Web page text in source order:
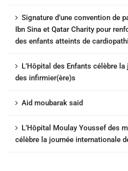
Signature d’une convention de
Ibn Sina et Qatar Charity pour
des enfants atteints de
L’Hôpital des Enfants célèbre
des infirmier(ère)s
Aid moubarak said
L’Hôpital Moulay Youssef des
célèbre la journée internationale